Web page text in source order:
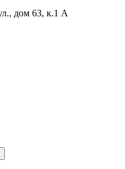
дом 63, к.1 А